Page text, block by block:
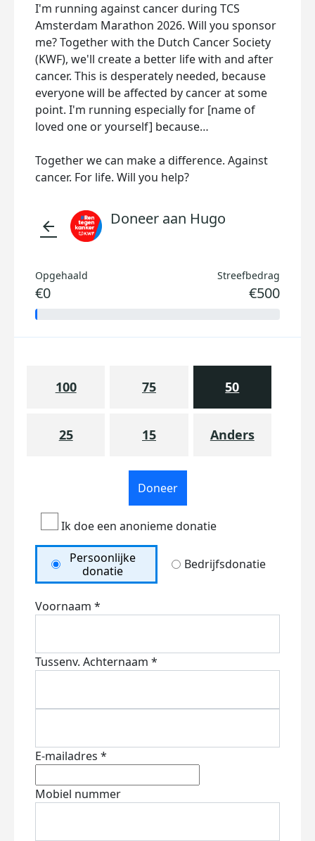
I'm running against cancer during TCS
Amsterdam Marathon 2026. Will you sponsor
me? Together with the Dutch Cancer Society
(KWF), we'll create a better life with and after
cancer. This is desperately needed, because
everyone will be affected by cancer at some
point. I'm running especially for [name of
loved one or yourself] because…
Together we can make a difference. Against
cancer. For life. Will you help?
arrow_back Doneer aan Hugo
Opgehaald
€0
Streefbedrag
€500
100 75 50
25 15 Anders
Doneer
Ik doe een anonieme donatie
Persoonlijke
donatie
Bedrijfsdonatie
Voornaam *
Tussenv. Achternaam *
E-mailadres *
Mobiel nummer